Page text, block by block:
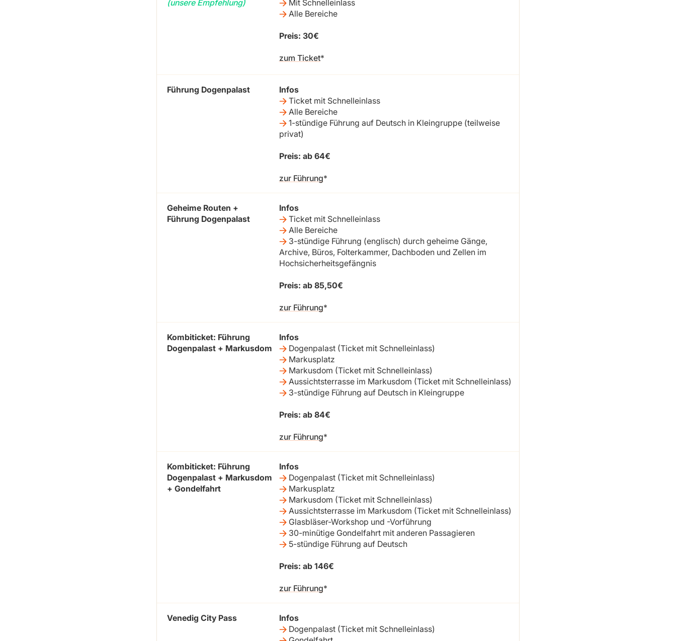
(unsere Empfehlung)
Mit Schnelleinlass
Alle Bereiche
Preis: 30€
zum Ticket
Führung Dogenpalast
Infos
Ticket mit Schnelleinlass
Alle Bereiche
1-stündige Führung auf Deutsch in Kleingruppe (teilweise
privat)
Preis: ab 64€
zur Führung
Geheime Routen +
Führung Dogenpalast
Infos
Ticket mit Schnelleinlass
Alle Bereiche
3-stündige Führung (englisch) durch geheime Gänge,
Archive, Büros, Folterkammer, Dachboden und Zellen im
Hochsicherheitsgefängnis
Preis: ab 85,50€
zur Führung
Kombiticket: Führung
Dogenpalast + Markusdom
Infos
Dogenpalast (Ticket mit Schnelleinlass)
Markusplatz
Markusdom (Ticket mit Schnelleinlass)
Aussichtsterrasse im Markusdom (Ticket mit Schnelleinlass)
3-stündige Führung auf Deutsch in Kleingruppe
Preis: ab 84€
zur Führung
Kombiticket: Führung
Dogenpalast + Markusdom
+ Gondelfahrt
Infos
Dogenpalast (Ticket mit Schnelleinlass)
Markusplatz
Markusdom (Ticket mit Schnelleinlass)
Aussichtsterrasse im Markusdom (Ticket mit Schnelleinlass)
Glasbläser-Workshop und -Vorführung
30-minütige Gondelfahrt mit anderen Passagieren
5-stündige Führung auf Deutsch
Preis: ab 146€
zur Führung
Venedig City Pass
Infos
Dogenpalast (Ticket mit Schnelleinlass)